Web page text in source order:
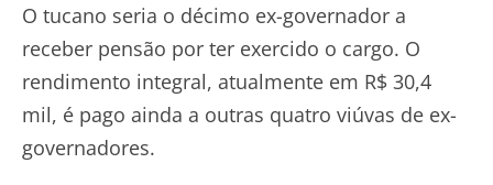
O tucano seria o décimo ex-governador a
receber pensão por ter exercido o cargo. O
rendimento integral, atualmente em R$ 30,4
mil, é pago ainda a outras quatro viúvas de ex-
governadores.